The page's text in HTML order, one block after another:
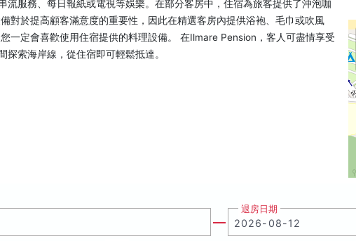
流服務、每日報紙或電視等娛樂。在部分客房中，住宿為旅客提供了沖泡咖
對於提高顧客滿意度的重要性，因此在精選客房內提供浴袍、毛巾或吹風
一定會喜歡使用住宿提供的料理設備。 在Ilmare Pension，客人可盡情享受
索海岸線，從住宿即可輕鬆抵達。
退房日期